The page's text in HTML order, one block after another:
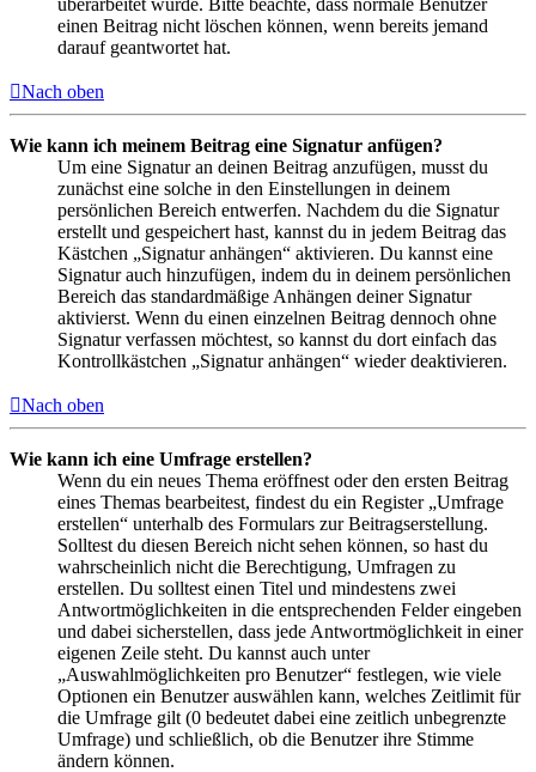
einen Beitrag nicht löschen können, wenn bereits jemand
darauf geantwortet hat.
Nach oben
Wie kann ich meinem Beitrag eine Signatur anfügen?
Um eine Signatur an deinen Beitrag anzufügen, musst du
zunächst eine solche in den Einstellungen in deinem
persönlichen Bereich entwerfen. Nachdem du die Signatur
erstellt und gespeichert hast, kannst du in jedem Beitrag das
Kästchen „Signatur anhängen“ aktivieren. Du kannst eine
Signatur auch hinzufügen, indem du in deinem persönlichen
Bereich das standardmäßige Anhängen deiner Signatur
aktivierst. Wenn du einen einzelnen Beitrag dennoch ohne
Signatur verfassen möchtest, so kannst du dort einfach das
Kontrollkästchen „Signatur anhängen“ wieder deaktivieren.
Nach oben
Wie kann ich eine Umfrage erstellen?
Wenn du ein neues Thema eröffnest oder den ersten Beitrag
eines Themas bearbeitest, findest du ein Register „Umfrage
erstellen“ unterhalb des Formulars zur Beitragserstellung.
Solltest du diesen Bereich nicht sehen können, so hast du
wahrscheinlich nicht die Berechtigung, Umfragen zu
erstellen. Du solltest einen Titel und mindestens zwei
Antwortmöglichkeiten in die entsprechenden Felder eingeben
und dabei sicherstellen, dass jede Antwortmöglichkeit in einer
eigenen Zeile steht. Du kannst auch unter
„Auswahlmöglichkeiten pro Benutzer“ festlegen, wie viele
Optionen ein Benutzer auswählen kann, welches Zeitlimit für
die Umfrage gilt (0 bedeutet dabei eine zeitlich unbegrenzte
Umfrage) und schließlich, ob die Benutzer ihre Stimme
ändern können.